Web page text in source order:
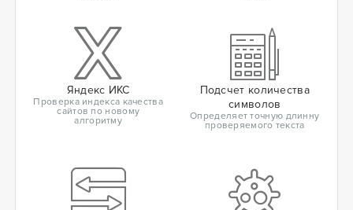
Яндекс ИКС
Проверка индекса качества
сайтов по новому
алгоритму
Подсчет количества
символов
Определяет точную длинну
проверяемого текста